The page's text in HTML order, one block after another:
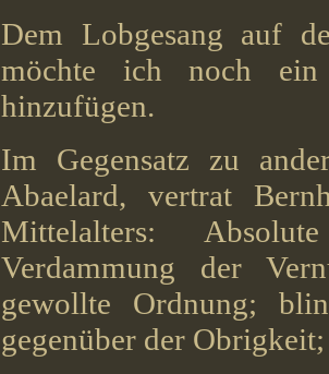
Dem Lobgesang auf
möchte ich noch ein
hinzufügen.
Im Gegensatz zu
Abaelard, vertrat
Mittelalters:
Verdammung der
gewollte Ordnung;
gegenüber der